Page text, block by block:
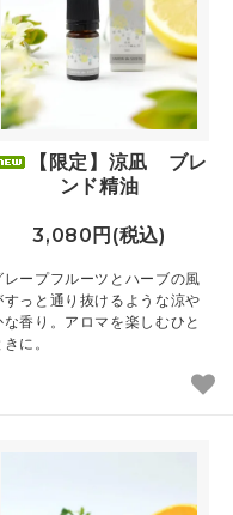
【限定】涼凪 ブレ
ンド精油
3,080円(税込)
レープフルーツとハーブの風
すっと通り抜けるような涼や
な香り。アロマを楽しむひと
きに。